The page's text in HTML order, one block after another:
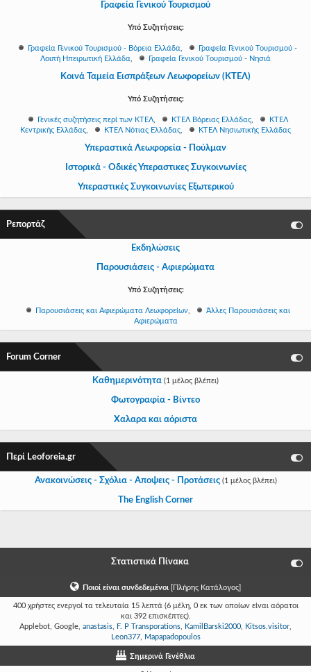
Γραφεία Γενικού Τουρισμού
Υπό Συζητήσεις:
Γραφεία Γενικού Τουρισμού - Βόρεια Ελλάδα
Γραφεία Γενικού Τουρισμού -
Λοιπή Ηπειρωτική Ελλάδα
Γραφεία Γενικού Τουρισμού - Νησιά
Κοινά Ταμεία Εισπράξεων Λεωφορείων (ΚΤΕΛ)
Υπό Συζητήσεις:
Γενικές συζητήσεις περί των ΚΤΕΛ, ΚΤΕΛ Βόρειας Ελλάδας,
ΚΤΕΛ
Κεντρικής Ελλάδας
ΚΤΕΛ Νότιας Ελλάδας ΚΤΕΛ Νησιωτικής Ελλάδας
Υπεραστικά Λεωφορεία - Πούλμαν
Ιστορικά - Οδικές Υπεραστικες Συγκοινωνίες
Υπεραστικές Συγκοινωνίες Εξωτερικού
Ρεπορτάζ
Εκδηλώσεις
Παρουσιάσεις - Αφιερώματα
Υπό Συζητήσεις:
Παρουσιάσεις και Αφιερώματα Λεωφορείων,
Άλλες Παρουσιάσεις και
Αφιερώματα
Forum Corner
Καθημερινότητα (1 μέλος βλέπει)
Φωτογραφία - Βίντεο
Χαλαρα και αόριστα
Περί Leoforeia.gr
Ανακοινώσεις - Σχόλια - Αποψεις - Προτάσεις (1 μέλος βλέπει)
The English Corner
Στατιστικά Πίνακα
Ποιοί είναι συνδεδεμένοι Πλήρης Κατάλογος
400 χρήστες ενεργοί τα τελευταία 15 λεπτά (6 μέλη, 0 εκ των οποίων είναι αόρατοι
και 392 επισκέπτες).
Applebot, Google, anastasis F. P Transporations KamilBarski2000 Kitsos.visitor
Leon377, Mapapadopoulos
Σημερινά Γενέθλια